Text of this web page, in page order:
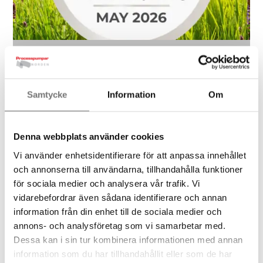
Samtycke Information Om
Denna webbplats använder cookies
Vi använder enhetsidentifierare för att anpassa innehållet
och annonserna till användarna, tillhandahålla funktioner
för sociala medier och analysera vår trafik. Vi
vidarebefordrar även sådana identifierare och annan
information från din enhet till de sociala medier och
annons- och analysföretag som vi samarbetar med.
Dessa kan i sin tur kombinera informationen med annan
information som du har tillhandahållit eller som de har
EcoVadis platinaluokitus tarkoittaa
Jäsenneltyä ja ennakoivaa kestävän kehityksen työtä.
Keskeisissä asioissa sitoutuminen, menettelytavat ja
konkreettiset toimenpiteet yhdessä yksityiskohtaisten
raportointi toimenpiteistä ja suoritusindikaattoreista.
Report Highlights